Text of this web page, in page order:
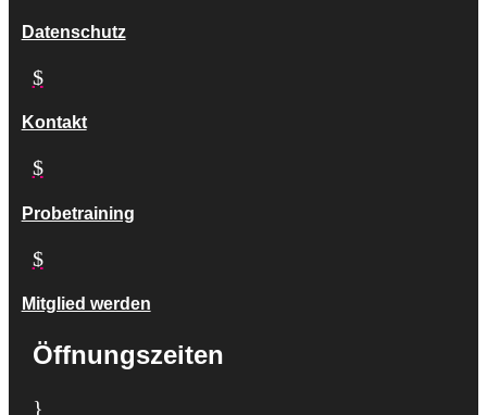
Datenschutz
$
Kontakt
$
Probetraining
$
Mitglied werden
Öffnungszeiten
}